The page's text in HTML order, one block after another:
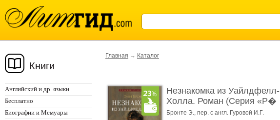
Книги
Английский и др. языки
Бесплатно
Биографии и Мемуары
Главная → Каталог
Незнакомка из Уайлдфелл-
Холла. Роман (Серия «Р�
...
Бронте Э., пер. с англ. Гуровой И.Г.